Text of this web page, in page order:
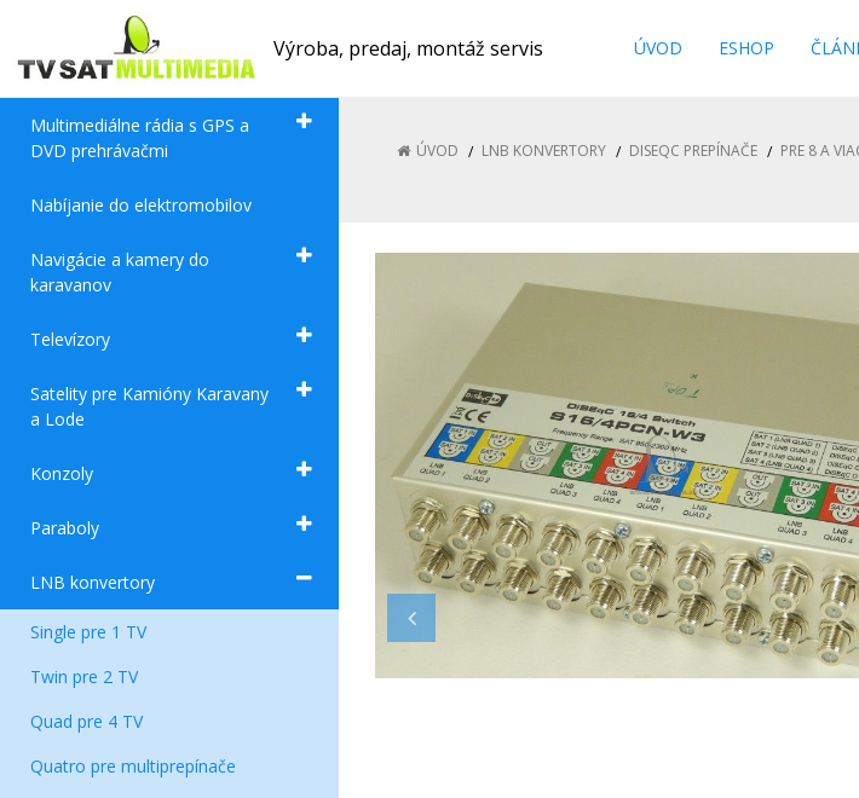
Výroba, predaj, montáž servis ÚVOD ESHOP
Multimediálne rádia s GPS a
DVD prehrávačmi
Nabíjanie do elektromobilov
Navigácie a kamery do
karavanov
Televízory
Satelity pre Kamióny Karavany
a Lode
Konzoly
Paraboly
LNB konvertory
Single pre 1 TV
Twin pre 2 TV
Quad pre 4 TV
Quatro pre multiprepínače
ÚVOD LNB KONVERTORY DISEQC PREPÍNAČE PRE 8 A